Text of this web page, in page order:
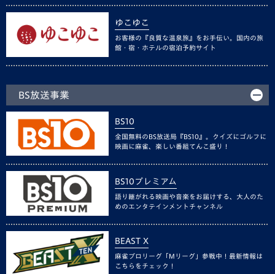
ゆこゆこ
お客様の『良質な温泉旅』をお手伝い。国内の旅
館・宿・ホテルの宿泊予約サイト
BS放送事業
BS10
全国無料のBS放送局『BS10』。クイズにゴルフに
映画に麻雀、楽しい番組てんこ盛り！
BS10プレミアム
語り継がれる映画や音楽をお届けする、大人のた
めのエンタテインメントチャンネル
BEAST X
麻雀プロリーグ「Mリーグ」参戦中！最新情報は
こちらをチェック！